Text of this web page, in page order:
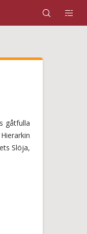
gåtfulla
Slöja,